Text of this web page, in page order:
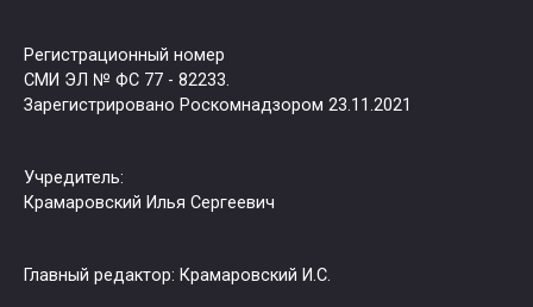
Регистрационный номер
СМИ ЭЛ № ФС 77 - 82233.
Зарегистрировано Роскомнадзором 23.11.2021
Учредитель:
Крамаровский Илья Сергеевич
Главный редактор: Крамаровский И.С.